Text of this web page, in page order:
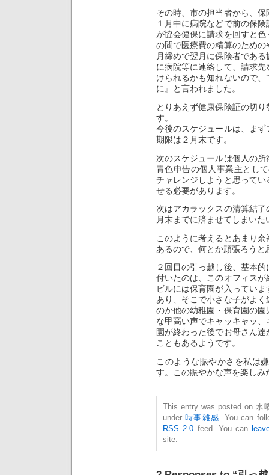
その時、市の担当者から、
１月中に病院などで前の保
が協会健保に請求を回すと
の間で医療費の精算のため
月締めで翌月に保険者であ
に病院等に連絡して、請求
けられるかも知れないので
に』と言われました。
とりあえず健康保険証の切
す。
今後のスケジュールは、ま
期限は２月末です。
次のスケジュールは個人の
青色申告の個人事業主とし
チャレンジしようと思って
せる必要があります。
次はアカラックスの清算結
月末までに済ませてしまい
このように考えるとあまり
あるので、何とか頑張ろうと
２回目の引っ越し後、基本
付いたのは、このオフィス
ビルには保育園が入ってい
あり、そこで小さな子がよ
のか他の幼稚園・保育園の
な甲高い声でキャッキャッ
園が終わった後でお母さん
こともあるようです。
このような賑やかさを私は
す。この賑やかな声を楽しみ
This entry was posted on 水
under時事雑感 . You can
RSS 2.0 feed. You can
site.